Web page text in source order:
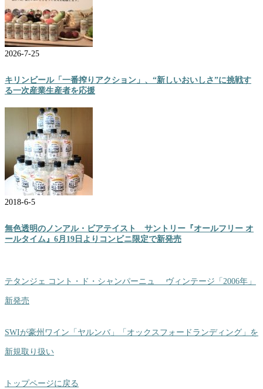
2026-7-25
キリンビール「一番搾りアクション」、“新しいおいしさ”に挑戦す
る一次産業生産者を応援
2018-6-5
無色透明のノンアル・ビアテイスト サントリー『オールフリー オ
ールタイム』6月19日よりコンビニ限定で新発売
テタンジェ コント・ド・シャンパーニュ ヴィンテージ「2006年」
新発売
SWIが豪州ワイン「ヤルンバ」「オックスフォードランディング」を
新規取り扱い
トップページに戻る